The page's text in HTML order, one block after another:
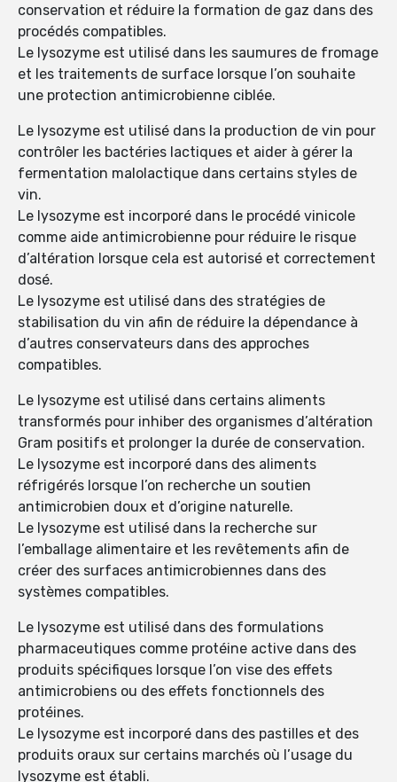
conservation et réduire la formation de gaz dans des
procédés compatibles.
Le lysozyme est utilisé dans les saumures de fromage
et les traitements de surface lorsque l’on souhaite
une protection antimicrobienne ciblée.
Le lysozyme est utilisé dans la production de vin pour
contrôler les bactéries lactiques et aider à gérer la
fermentation malolactique dans certains styles de
vin.
Le lysozyme est incorporé dans le procédé vinicole
comme aide antimicrobienne pour réduire le risque
d’altération lorsque cela est autorisé et correctement
dosé.
Le lysozyme est utilisé dans des stratégies de
stabilisation du vin afin de réduire la dépendance à
d’autres conservateurs dans des approches
compatibles.
Le lysozyme est utilisé dans certains aliments
transformés pour inhiber des organismes d’altération
Gram positifs et prolonger la durée de conservation.
Le lysozyme est incorporé dans des aliments
réfrigérés lorsque l’on recherche un soutien
antimicrobien doux et d’origine naturelle.
Le lysozyme est utilisé dans la recherche sur
l’emballage alimentaire et les revêtements afin de
créer des surfaces antimicrobiennes dans des
systèmes compatibles.
Le lysozyme est utilisé dans des formulations
pharmaceutiques comme protéine active dans des
produits spécifiques lorsque l’on vise des effets
antimicrobiens ou des effets fonctionnels des
protéines.
Le lysozyme est incorporé dans des pastilles et des
produits oraux sur certains marchés où l’usage du
lysozyme est établi.